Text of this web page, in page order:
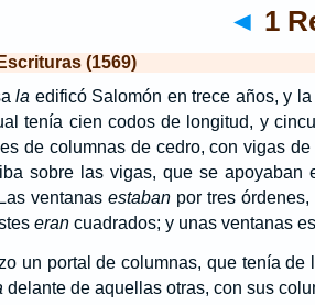
◄ 1
(1569)
la edificó Salomón en trece años, y
tenía cien codos de longitud, y
de columnas de cedro, con vigas
sobre las vigas, que se
Las ventanasestaban por tres
erancuadrados; y unas ventanas
un portal de columnas, que tenía
delante de aquellas otras, con sus